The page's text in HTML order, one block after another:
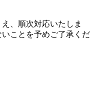
、順次対応いたしま
ことを予めご了承くだ